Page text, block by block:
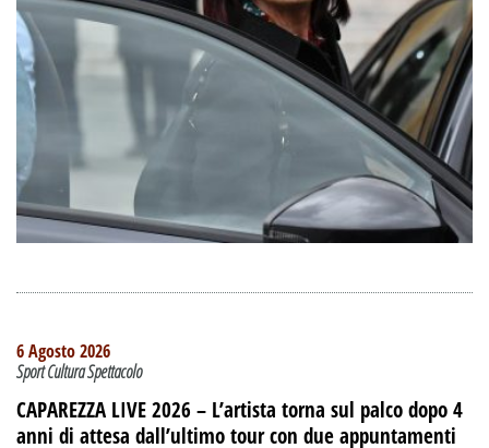
6 Agosto 2026
Sport Cultura Spettacolo
CAPAREZZA LIVE 2026 – L’artista torna sul palco dopo 4
anni di attesa dall’ultimo tour con due appuntamenti